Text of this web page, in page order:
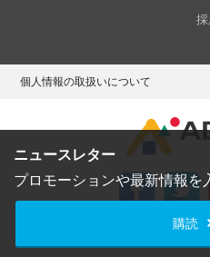
ニュースレター
プロモーションや最新情報を
購読
個人情報の取扱いについて